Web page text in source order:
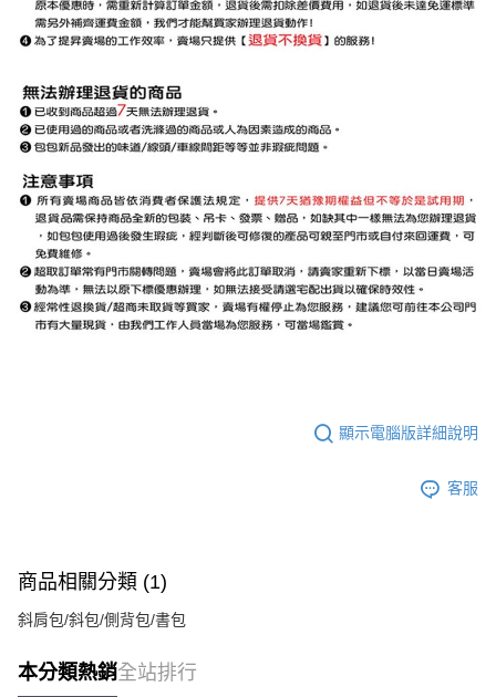
顯示電腦版詳細說明
客服
商品相關分類 (1)
斜肩包/斜包/側背包/書包
本分類熱銷全站排行